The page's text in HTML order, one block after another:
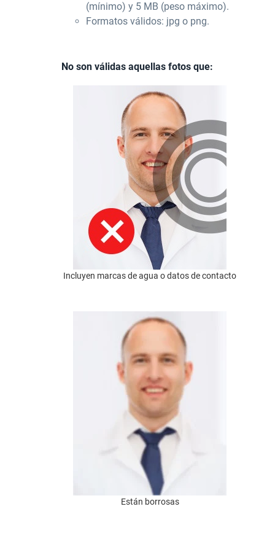
(mínimo) y 5 MB (peso máximo).
Formatos válidos: jpg o png.
No son válidas aquellas fotos que:
Incluyen marcas de agua o datos de contacto
Están borrosas